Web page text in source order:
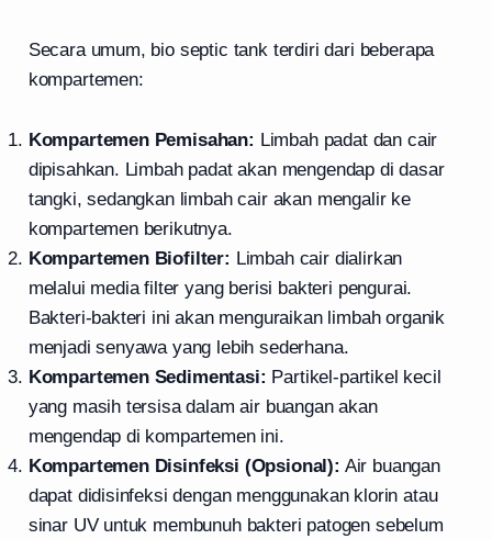
Secara umum, bio septic tank terdiri dari beberapa
kompartemen:
Kompartemen Pemisahan: Limbah padat dan cair
dipisahkan. Limbah padat akan mengendap di dasar
tangki, sedangkan limbah cair akan mengalir ke
kompartemen berikutnya.
Kompartemen Biofilter: Limbah cair dialirkan
melalui media filter yang berisi bakteri pengurai.
Bakteri-bakteri ini akan menguraikan limbah organik
menjadi senyawa yang lebih sederhana.
Kompartemen Sedimentasi: Partikel-partikel kecil
yang masih tersisa dalam air buangan akan
mengendap di kompartemen ini.
Kompartemen Disinfeksi (Opsional): Air buangan
dapat didisinfeksi dengan menggunakan klorin atau
sinar UV untuk membunuh bakteri patogen sebelum